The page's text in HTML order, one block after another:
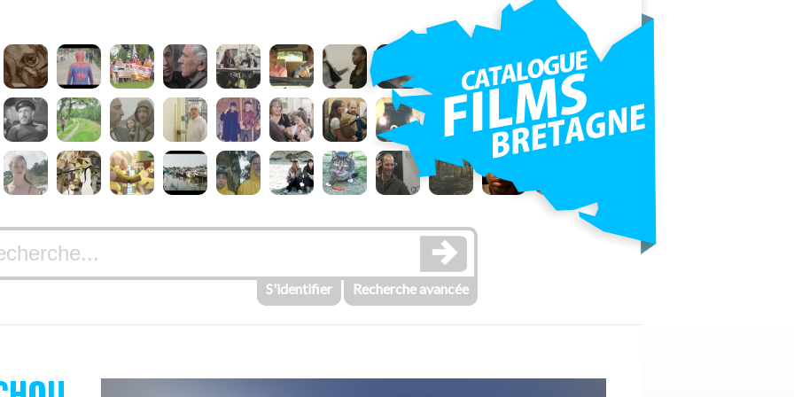
S'identifier Recherche avancée